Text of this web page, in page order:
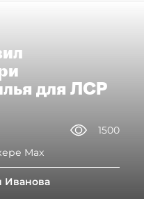
для ЛСР
1500
Max
Иванова